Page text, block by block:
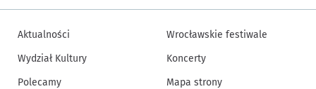
Aktualności
Wydział Kultury
Polecamy
Wrocławskie festiwale
Koncerty
Mapa strony